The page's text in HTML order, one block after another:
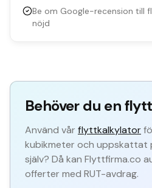
Be om Google-recension till
nöjd
Behöver du en
Använd vår flyttkalkylator
kubikmeter och uppskattat
själv? Då kan Flyttfirma.co
offerter med RUT-avdrag.